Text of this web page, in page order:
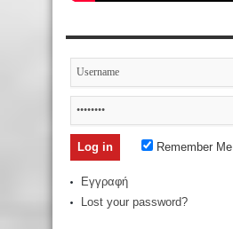
Remember Me
Εγγραφή
Lost your password?